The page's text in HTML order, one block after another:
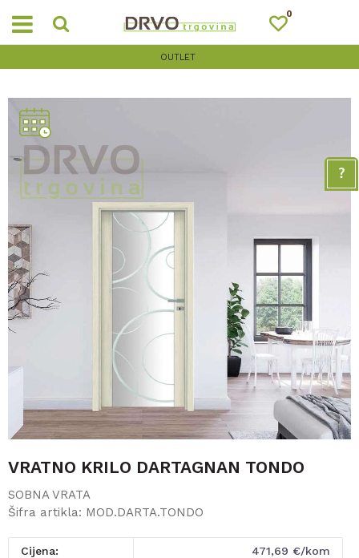
0
OUTLET
VRATNO KRILO DARTAGNAN TONDO
SOBNA VRATA
Šifra artikla: MOD.DARTA.TONDO
Cijena: 471,69 €/kom